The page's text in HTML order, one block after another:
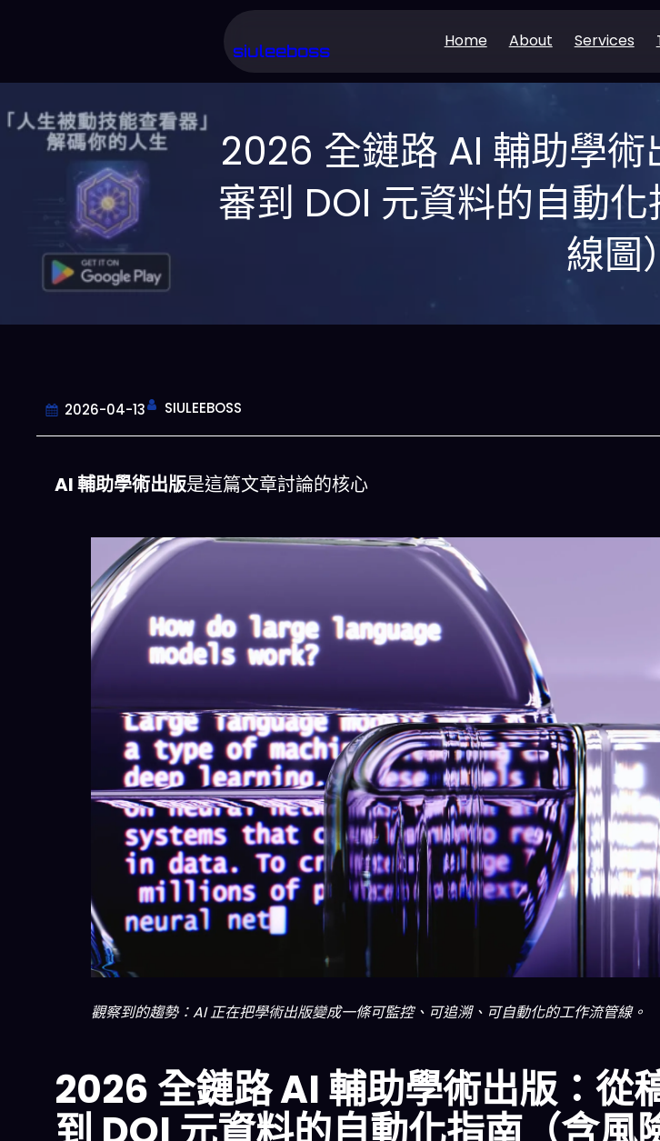
主
要
siuleeboss Home About Services
2026 全鏈路 AI 輔助學
審到 DOI 元資料的自動
線圖）
2026-04-13 SIULEEBOSS
AI 輔助學術出版是這篇文章討論的核心
觀察到的趨勢：AI 正在把學術出版變成一條可監控、可追溯、可自動化的工作流管線。
2026 全鏈路 AI 輔助學術出版：從
一鍵配搭出三餸一湯